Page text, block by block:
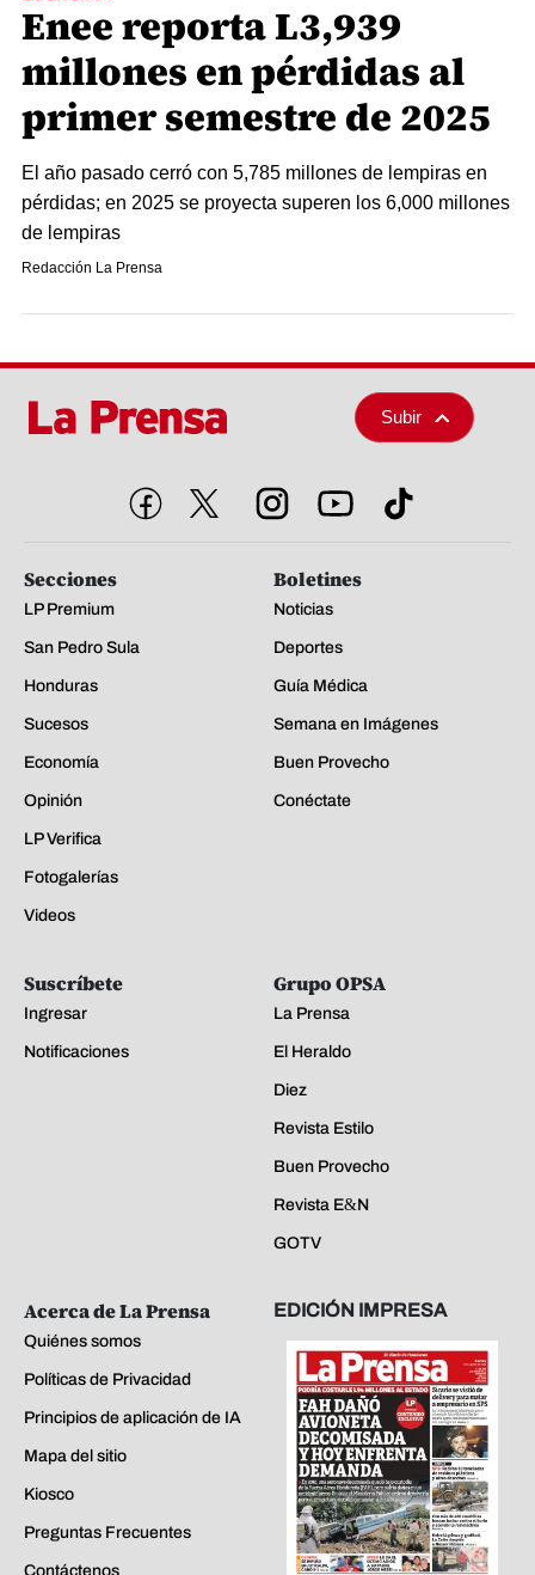
Enee reporta L3,939
millones en pérdidas al
primer semestre de 2025
El año pasado cerró con 5,785 millones de lempiras en
pérdidas; en 2025 se proyecta superen los 6,000 millones
de lempiras
Redacción La Prensa
Subir
Secciones
LP Premium
San Pedro Sula
Honduras
Sucesos
Economía
Opinión
LP Verifica
Fotogalerías
Videos
Boletines
Noticias
Deportes
Guía Médica
Semana en Imágenes
Buen Provecho
Conéctate
Suscríbete
Ingresar
Notificaciones
Grupo OPSA
La Prensa
El Heraldo
Diez
Revista Estilo
Buen Provecho
Revista E&N
GOTV
Acerca de La Prensa
Quiénes somos
Políticas de Privacidad
Principios de aplicación de IA
Mapa del sitio
Kiosco
Preguntas Frecuentes
Contáctenos
EDICIÓN IMPRESA